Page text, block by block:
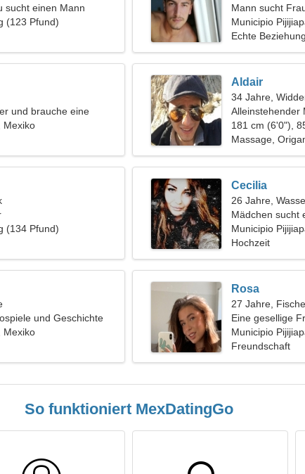
sucht einen Mann
(123 Pfund)
Mann sucht
Municipio
Echte Beziehung
und brauche eine
Mexiko
Aldair
34 Jahre,
Alleinstehender
181 cm (6'0"),
Massage,
(134 Pfund)
Cecilia
26 Jahre,
Mädchen sucht
Municipio
Hochzeit
und Geschichte
Mexiko
Rosa
27 Jahre, Fische
Eine gesellige
Municipio
Freundschaft
So funktioniert MexDatingGo